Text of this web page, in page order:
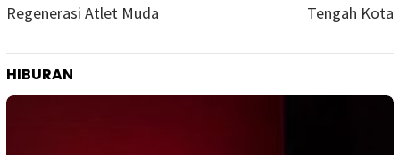
Regenerasi Atlet Muda
Tengah Kota
HIBURAN